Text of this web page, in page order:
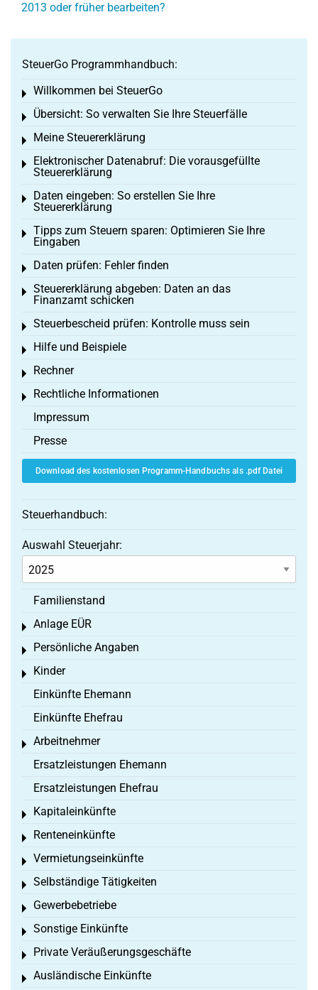
2013 oder früher bearbeiten?
SteuerGo Programmhandbuch:
Willkommen bei SteuerGo
Toggle menu
Übersicht: So verwalten Sie Ihre Steuerfälle
Toggle menu
Meine Steuererklärung
Toggle menu
Elektronischer Datenabruf: Die vorausgefüllte
Steuererklärung
Toggle menu
Daten eingeben: So erstellen Sie Ihre
Steuererklärung
Toggle menu
Tipps zum Steuern sparen: Optimieren Sie Ihre
Eingaben
Toggle menu
Daten prüfen: Fehler finden
Toggle menu
Steuererklärung abgeben: Daten an das
Finanzamt schicken
Toggle menu
Steuerbescheid prüfen: Kontrolle muss sein
Toggle menu
Hilfe und Beispiele
Toggle menu
Rechner
Toggle menu
Rechtliche Informationen
Toggle menu
Impressum
Presse
Download des kostenlosen Programm-Handbuchs als .pdf Datei
Steuerhandbuch:
Auswahl Steuerjahr:
Familienstand
Anlage EÜR
Toggle menu
Persönliche Angaben
Toggle menu
Kinder
Toggle menu
Einkünfte Ehemann
Einkünfte Ehefrau
Arbeitnehmer
Toggle menu
Ersatzleistungen Ehemann
Ersatzleistungen Ehefrau
Kapitaleinkünfte
Toggle menu
Renteneinkünfte
Toggle menu
Vermietungseinkünfte
Toggle menu
Selbständige Tätigkeiten
Toggle menu
Gewerbebetriebe
Toggle menu
Sonstige Einkünfte
Toggle menu
Private Veräußerungsgeschäfte
Toggle menu
Ausländische Einkünfte
Toggle menu